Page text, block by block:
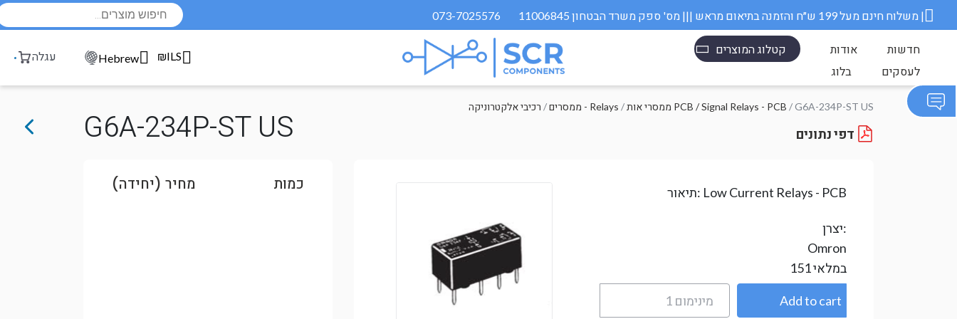
073-7025576 משלוח חינם מעל 199 ש״ח והזמנה בתיאום מראש ||| מס' ספק משרד הבטחון 11006845 |
קטלוג המוצרים אודות
חדשות
בלוג
לעסקים
עגלה Hebrew ₪ILS
רכיבי אלקטרוניקה / ממסרים - Relays / ממסרי אות PCB / Signal Relays - PCB / G6A-234P-ST US
G6A-234P-ST US
תיאור: Low Current Relays - PCB
יצרן:
Omron
151במלאי
כמות מחיר (יחידה)